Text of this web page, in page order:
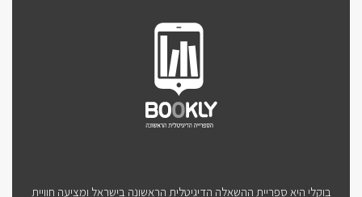
בוקלי היא ספריית ההשאלה הדיגיטלית הראשונה בישראל ומציעה חוויית